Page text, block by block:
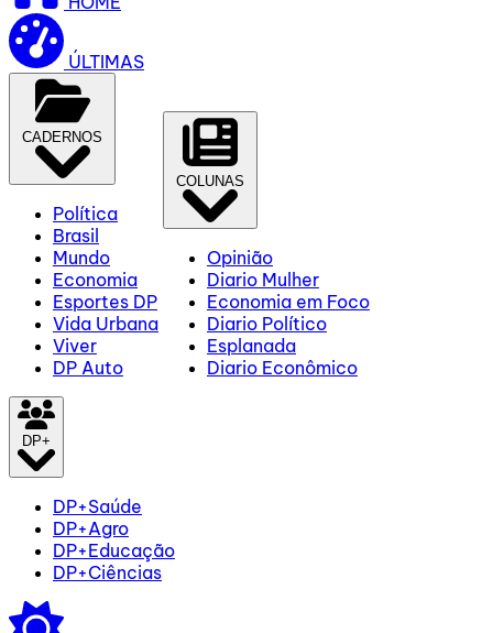
ÚLTIMAS
CADERNOS
Política
Brasil
Mundo
Economia
Esportes DP
Vida Urbana
Viver
DP Auto
COLUNAS
Opinião
Diario Mulher
Economia em Foco
Diario Político
Esplanada
Diario Econômico
DP+
DP+Saúde
DP+Agro
DP+Educação
DP+Ciências